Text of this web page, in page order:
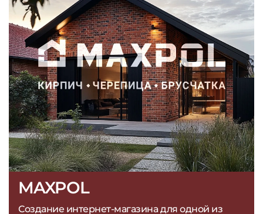
MAXPOL
Создание интернет-магазина для одной из